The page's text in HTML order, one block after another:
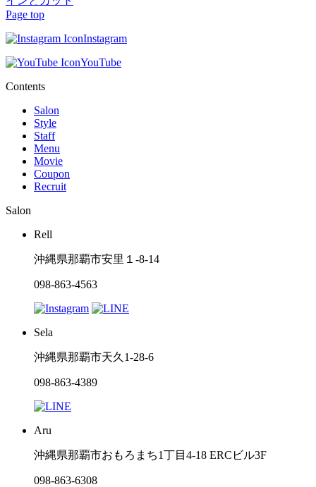
Page top
Instagram
YouTube
Contents
Salon
Style
Staff
Menu
Movie
Coupon
Recruit
Salon
Rell
沖縄県那覇市安里１-8-14
098-863-4563
Sela
沖縄県那覇市天久1-28-6
098-863-4389
Aru
沖縄県那覇市おもろまち1丁目4-18 ERCビル3F
098-863-6308